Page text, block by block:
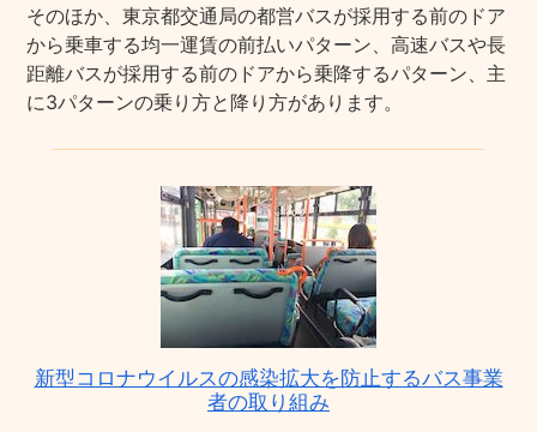
そのほか、東京都交通局の都営バスが採用する前のドア
から乗車する均一運賃の前払いパターン、高速バスや長
距離バスが採用する前のドアから乗降するパターン、主
に3パターンの乗り方と降り方があります。
新型コロナウイルスの感染拡大を防止するバス事業
者の取り組み